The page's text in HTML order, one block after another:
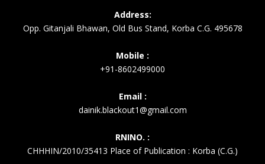
Address:
Opp. Gitanjali Bhawan, Old Bus Stand, Korba C.G. 495678
Mobile :
+91-8602499000
Email :
dainik.blackout1@gmail.com
RNINO. :
CHHHIN/2010/35413 Place of Publication : Korba (C.G.)